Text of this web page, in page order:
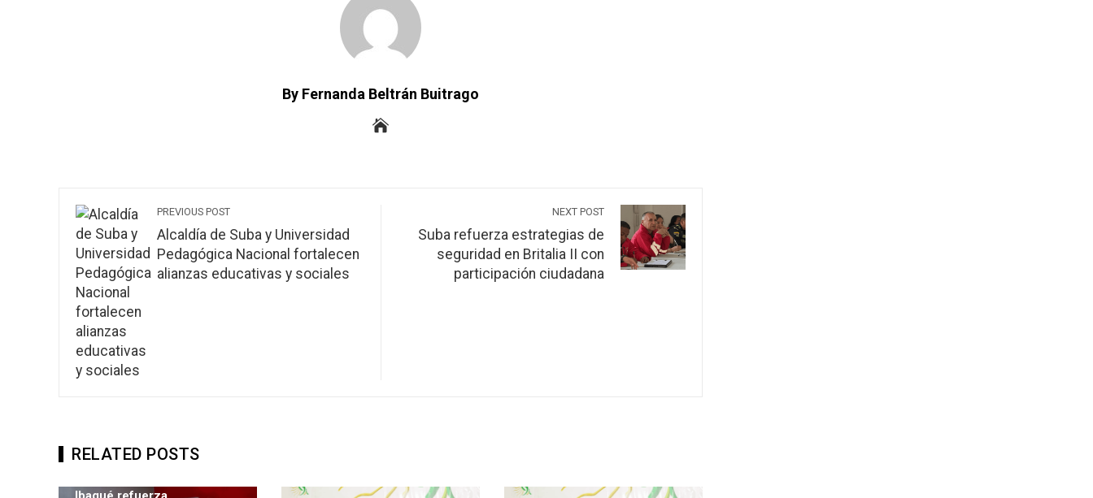
By Fernanda Beltrán Buitrago
PREVIOUS POST
Alcaldía de Suba y Universidad
Pedagógica Nacional fortalecen
alianzas educativas y sociales
NEXT POST
Suba refuerza estrategias de
seguridad en Britalia II con
participación ciudadana
RELATED POSTS